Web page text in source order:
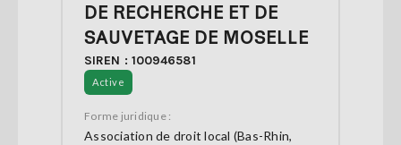
DE RECHERCHE ET DE
SAUVETAGE DE MOSELLE
SIREN : 100946581
Active
Forme juridique :
Association de droit local (Bas-Rhin,